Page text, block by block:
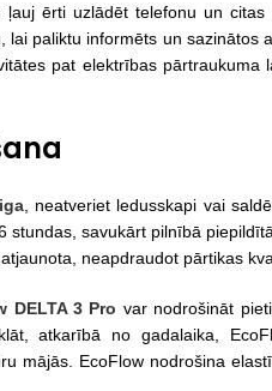
ērti uzlādēt telefonu un
paliktu informēts un sazinātos
pat elektrības
, neatveriet ledusskapi vai
savukārt pilnībā
neapdraudot pārtikas
DELTA 3 Pro var nodrošināt
atkarībā no gadalaika,
mājās. EcoFlow nodrošina